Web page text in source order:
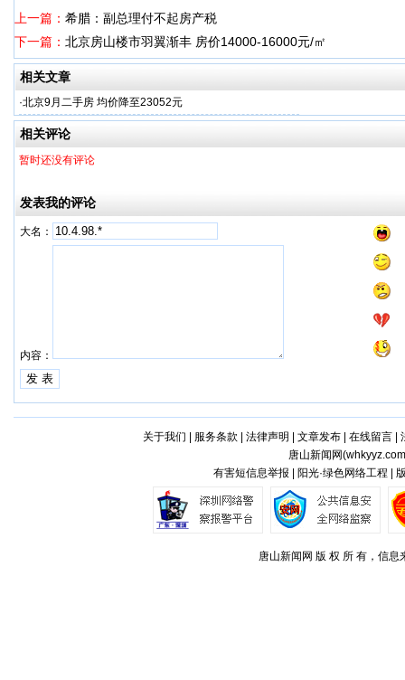
上一篇： 希腊：副总理付不起房产税
下一篇： 北京房山楼市羽翼渐丰 房价14000-16000元/㎡
相关文章
·北京9月二手房 均价降至23052元
相关评论
暂时还没有评论
发表我的评论
大名：
内容：
关于我们 服务条款 法律声明 文章发布| 在线留言|
唐山新闻网(whkyyz.com
有害短信息举报 | 阳光·绿色网络工程 |
唐山新闻网 版 权 所 有，信